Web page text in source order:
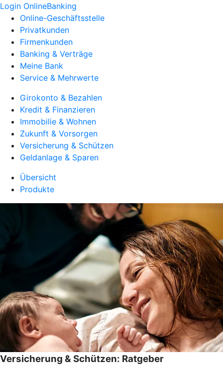
Login OnlineBanking
Online-Geschäftsstelle
Privatkunden
Firmenkunden
Banking & Verträge
Meine Bank
Service & Mehrwerte
Girokonto & Bezahlen
Kredit & Finanzieren
Immobilie & Wohnen
Zukunft & Vorsorgen
Versicherung & Schützen
Geldanlage & Sparen
Übersicht
Produkte
Versicherung & Schützen: Ratgeber